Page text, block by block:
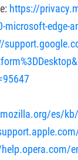
https://
microsoft-edge-
es/kb/